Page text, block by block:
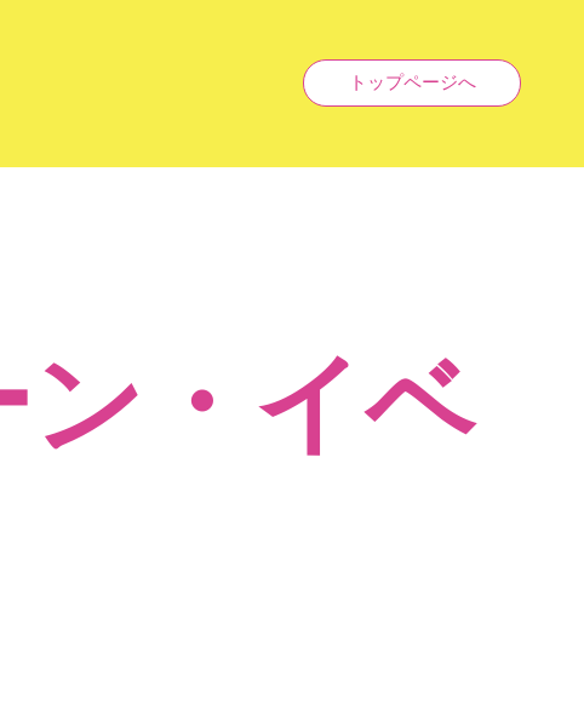
トップページへ
ン・イベ